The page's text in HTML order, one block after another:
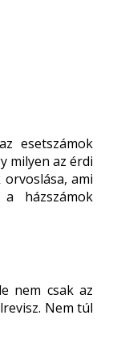
esetszámok
milyen az érdi
ami
házszámok
nem csak az
Nem túl